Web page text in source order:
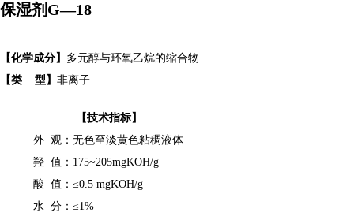
保湿剂 G—18
【化学成分】 多元醇与环氧乙烷的缩合物
【类 型 】 非离子
【技术指标】
外 观： 无色至淡黄色粘稠液体
羟 值： 175~205mgKOH/g
酸 值： ≤0.5 mgKOH/g
水 分： ≤1%